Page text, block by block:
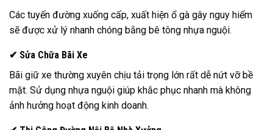
Các tuyến đường xuống cấp, xuất hiện ổ gà gây nguy hiểm
sẽ được xử lý nhanh chóng bằng bê tông nhựa nguội.
✔ Sửa Chữa Bãi Xe
Bãi giữ xe thường xuyên chịu tải trọng lớn rất dễ nứt vỡ bề
mặt. Sử dụng nhựa nguội giúp khắc phục nhanh mà không
ảnh hưởng hoạt động kinh doanh.